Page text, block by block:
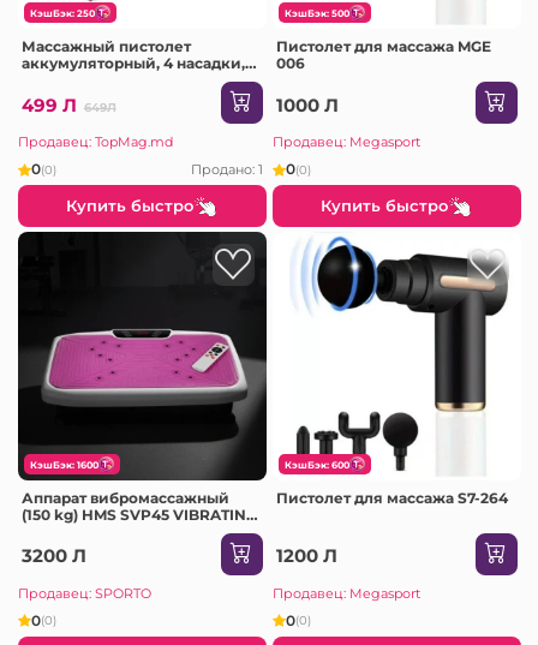
КэшБэк: 250
Массажный пистолет
аккумуляторный, 4 насадки,
499 Л 649Л
Продавец: TopMag.md
0(0) Продано: 1
Купить быстро
КэшБэк: 500
Пистолет для массажа MGE
006
1000 Л
Продавец: Megasport
0(0)
Купить быстро
КэшБэк: 1600
Аппарат вибромассажный
(150 kg) HMS SVP45 VIBRATING
3200 Л
Продавец: SPORTO
0(0)
КэшБэк: 600
Пистолет для массажа S7-264
1200 Л
Продавец: Megasport
0(0)